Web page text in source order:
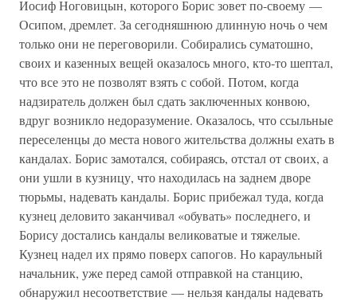
Иосиф Ноговицын, которого Борис зовет по-своему —
Осипом, дремлет. За сегодняшнюю длинную ночь о чем
только они не переговорили. Собирались суматошно,
своих и казенных вещей оказалось много, кто-то шептал,
что все это не позволят взять с собой. Потом, когда
надзиратель должен был сдать заключенных конвою,
вдруг возникло недоразумение. Оказалось, что ссыльные
переселенцы до места нового жительства должны ехать в
кандалах. Борис замотался, собираясь, отстал от своих, а
они ушли в кузницу, что находилась на заднем дворе
тюрьмы, надевать кандалы. Борис прибежал туда, когда
кузнец деловито заканчивал «обувать» последнего, и
Борису достались кандалы великоватые и тяжелые.
Кузнец надел их прямо поверх сапогов. Но караульный
начальник, уже перед самой отправкой на станцию,
обнаружил несоответствие — нельзя кандалы надевать